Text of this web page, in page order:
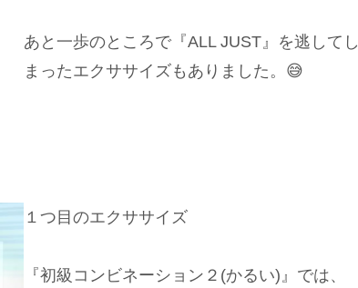
あと一歩のところで『ALL JUST』を逃してし
まったエクササイズもありました。😅
１つ目のエクササイズ
『初級コンビネーション２(かるい)』では、